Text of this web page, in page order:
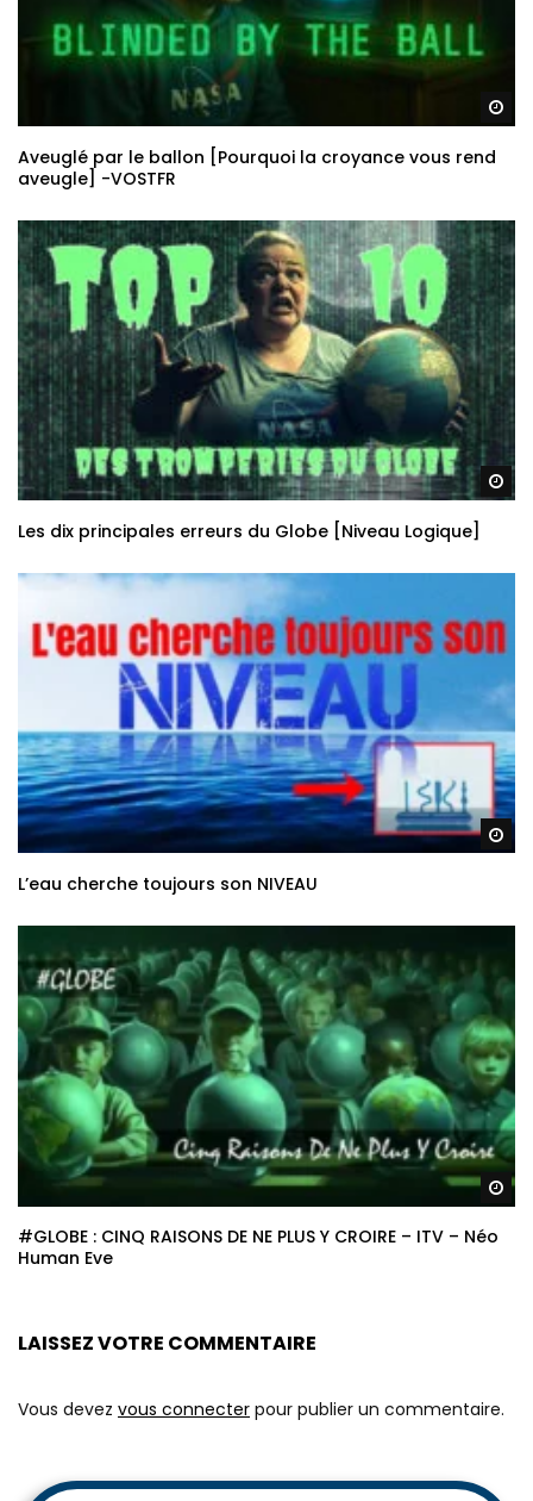
Aveuglé par le ballon [Pourquoi la croyance vous rend
aveugle] -VOSTFR
Les dix principales erreurs du Globe [Niveau Logique]
L’eau cherche toujours son NIVEAU
#GLOBE : CINQ RAISONS DE NE PLUS Y CROIRE – ITV – Néo
Human Eve
LAISSEZ VOTRE COMMENTAIRE
Vous devez vous connecter pour publier un commentaire.